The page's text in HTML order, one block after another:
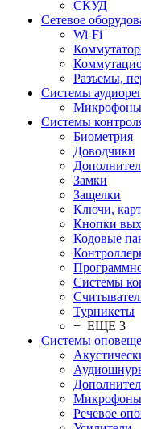
СКУД
Сетевое
Wi-Fi
Разъемы,
Системы
Микрофоны
Системы
Биометрия
Доводчики
Замки
Защелки
Ключи,
Кнопки
Кодовые
Системы
Турникеты
+ ЕЩЕ 3
Системы
Микрофоны
Речевое